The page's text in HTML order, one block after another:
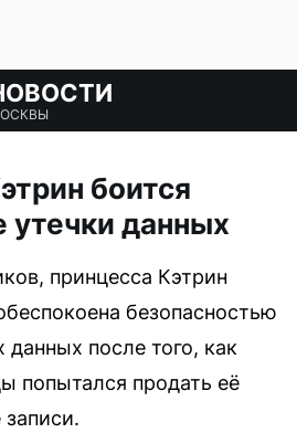
боится
утечки данных
принцесса Кэтрин
безопасностью
после того, как
попытался продать её